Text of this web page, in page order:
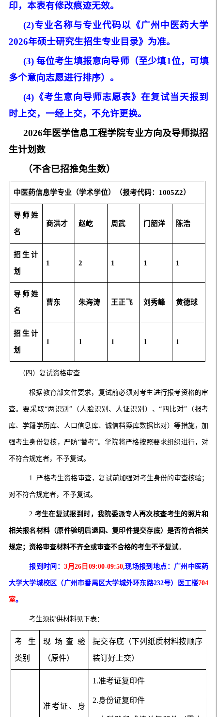
印，本表有修改痕迹无效。
(2)专业名称与专业代码以《广州中医药大学
2026年硕士研究生招生专业目录》为准。
(3) 每位考生填报意向导师（至少填1位，可填
多个意向志愿进行排序）。
(4)《考生意向导师志愿表》在复试当天报到
时上交，一经上交，不允许更换。
2026年医学信息工程学院专业方向及导师拟招
生计划数
（不含已招推免生数）
中医药信息学专业（学术学位）（报考代码：1005Z2）
导师姓
名
商洪才 赵屹 周武 门韶洋 陈浩
招生计
划
1 2 1 1 1
导师姓
名
曹东 朱海涛 王正飞 刘秀峰 黄德球
招生计
划
1 1 1 1 1
（四）复试资格审查
根据教育部文件要求，复试前必须对考生进行报考资格的审
查。要采取“两识别”（人脸识别、人证识别）、“四比对”（报考
库、学籍学历库、人口信息库、诚信档案库数据比对）等措施，加
强考生身份复核，严防“替考”。学院将严格按照要求组织进行，对
不符合规定者，不予复试。
1. 严格考生资格审查，复试前加强对考生身份的审查核验；
对不符合规定者，不予复试。
2.考生在复试报到时，我院委派专人再次核查考生的照片和
相关报名材料（原件验明后退回、复印件提交存底）是否符合相关
规定；资格审查材料不齐全或审查不合格的考生不予复试。
报到时间：3月26日 09:00-09:50,现场报到地点：广州中医药
大学大学城校区（广州市番禺区大学城外环东路232号）医工楼704
室。
考生须提供材料见下表：
考生
类别
现场查验
（原件）
提交存底（下列纸质材料按顺序
装订好上交）
准考证、身
1.准考证复印件
2.身份证复印件